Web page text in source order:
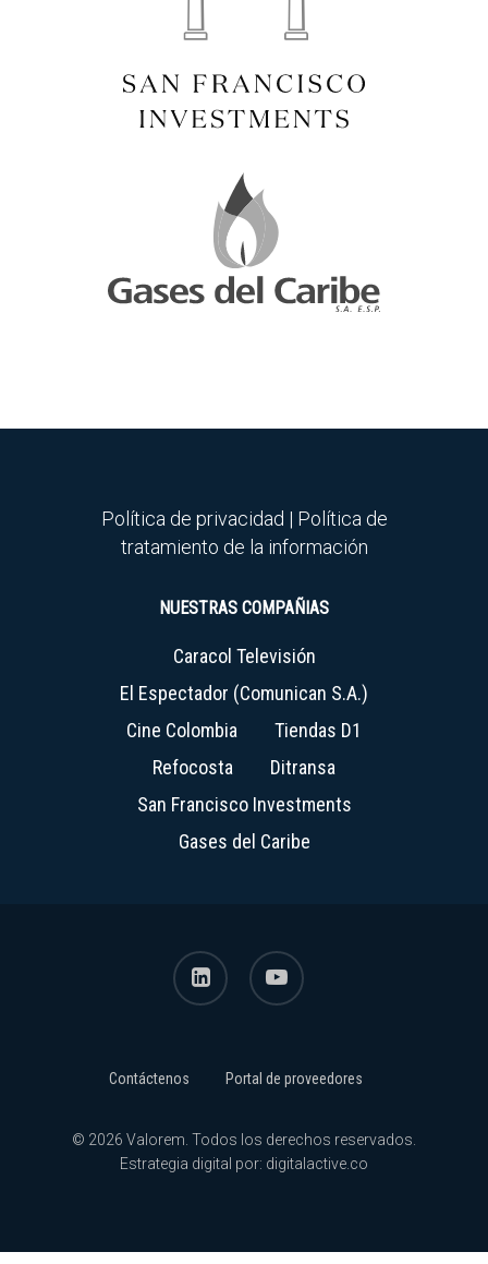
Política de privacidad | Política de
tratamiento de la información
NUESTRAS COMPAÑIAS
Caracol Televisión
El Espectador (Comunican S.A.)
Cine Colombia
Tiendas D1
Refocosta
Ditransa
San Francisco Investments
Gases del Caribe
linkedin youtube
Contáctenos Portal de proveedores
© 2026 Valorem. Todos los derechos reservados.
Estrategia digital por: digitalactive.co